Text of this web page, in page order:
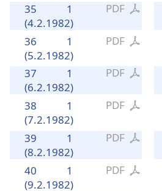
PDF
1
35
(4.2.1982)
PDF
1
36
(5.2.1982)
PDF
1
37
(6.2.1982)
PDF
1
38
(7.2.1982)
PDF
1
39
(8.2.1982)
PDF
1
40
(9.2.1982)